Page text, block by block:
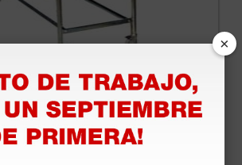
de pacientes fija - 110 kg de
×